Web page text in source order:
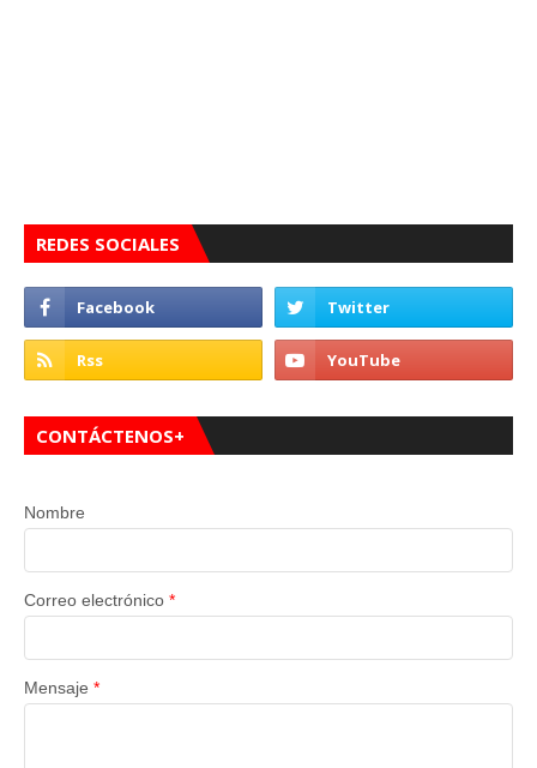
REDES SOCIALES
CONTÁCTENOS+
Nombre
Correo electrónico *
Mensaje *